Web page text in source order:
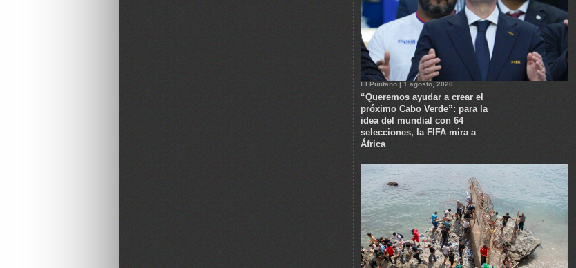
El Puntano | 1 agosto, 2026
“Queremos ayudar a crear el
próximo Cabo Verde”: para la
idea del mundial con 64
selecciones, la FIFA mira a
África